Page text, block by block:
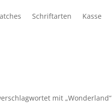
Schriftarten Kasse
mit „Wonderland“